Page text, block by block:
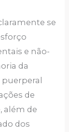
se
e não-
da
de
além de
dos